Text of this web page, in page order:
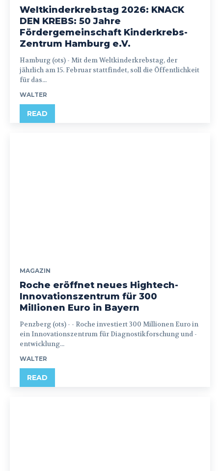
Weltkinderkrebstag 2026: KNACK
DEN KREBS: 50 Jahre
Fördergemeinschaft Kinderkrebs-
Zentrum Hamburg e.V.
Hamburg (ots) - Mit dem Weltkinderkrebstag, der
jährlich am 15. Februar stattfindet, soll die Öffentlichkeit
für das...
WALTER
READ
MAGAZIN
Roche eröffnet neues Hightech-
Innovationszentrum für 300
Millionen Euro in Bayern
Penzberg (ots) - - Roche investiert 300 Millionen Euro in
ein Innovationszentrum für Diagnostikforschung und -
entwicklung...
WALTER
READ